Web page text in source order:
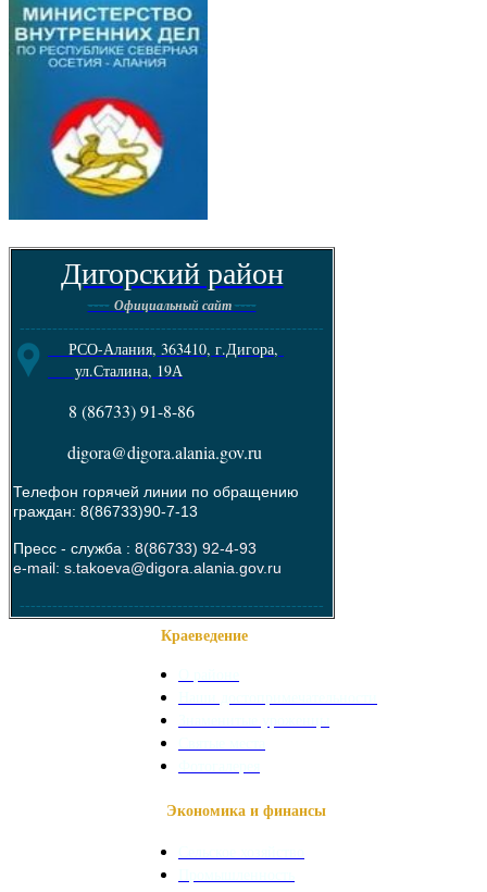
Дигорский район
---- Официальный сайт----
--------------------------------------------------------
РСО-Алания, 363410, г.Дигора,
ул.Сталина, 19А
8 (86733) 91-8-86
digora@digora.alania.gov.ru
Телефон горячей линии по обращению
граждан: 8(86733)90-7-13
Пресс - служба : 8(86733) 92-4-93
e-mail: s.takoeva@digora.alania.gov.ru
--------------------------------------------------------
Краеведение
Экономика и финансы